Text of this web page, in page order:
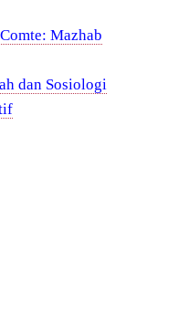
Mazhab
dan Sosiologi